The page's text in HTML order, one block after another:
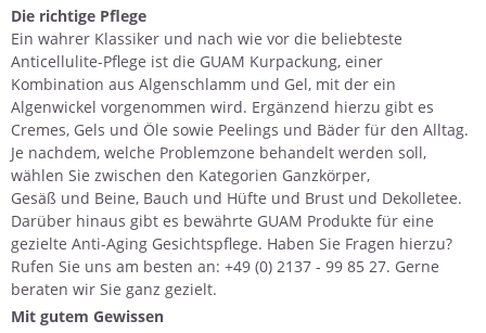
Die richtige Pflege
Ein wahrer Klassiker und nach wie vor die beliebteste
Anticellulite-Pflege ist die GUAM Kurpackung, einer
Kombination aus Algenschlamm und Gel, mit der ein
Algenwickel vorgenommen wird. Ergänzend hierzu gibt es
Cremes, Gels und Öle sowie Peelings und Bäder für den Alltag.
Je nachdem, welche Problemzone behandelt werden soll,
wählen Sie zwischen den Kategorien Ganzkörper,
Gesäß und Beine, Bauch und Hüfte und Brust und Dekolletee.
Darüber hinaus gibt es bewährte GUAM Produkte für eine
gezielte Anti-Aging Gesichtspflege. Haben Sie Fragen hierzu?
Rufen Sie uns am besten an: +49 (0) 2137 - 99 85 27. Gerne
beraten wir Sie ganz gezielt.
Mit gutem Gewissen